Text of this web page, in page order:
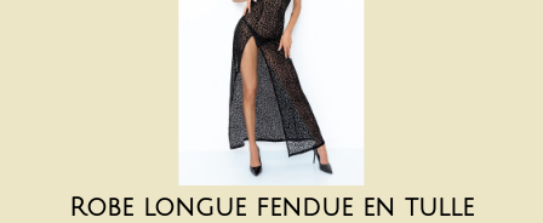
Robe longue fendue en tulle